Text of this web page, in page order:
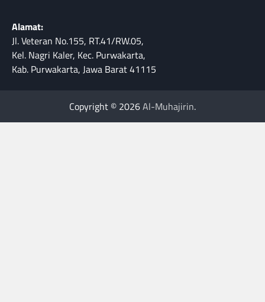
Alamat:
Jl. Veteran No.155, RT.41/RW.05,
Kel. Nagri Kaler, Kec. Purwakarta,
Kab. Purwakarta, Jawa Barat 41115
Copyright © 2026Al-Muhajirin.